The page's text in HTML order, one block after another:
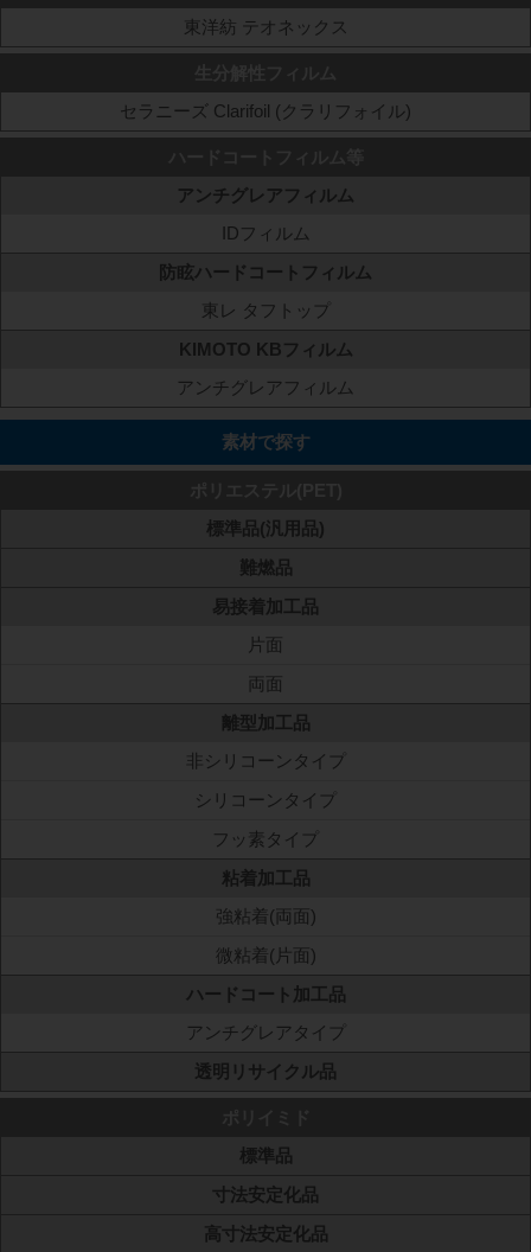
東洋紡 テオネックス
セラニーズ Clarifoil (クラリフォイル)
アンチグレアフィルム
IDフィルム
防眩ハードコートフィルム
東レ タフトップ
KIMOTO KBフィルム
アンチグレアフィルム
素材で探す
標準品(汎用品)
難燃品
易接着加工品
片面
両面
離型加工品
非シリコーンタイプ
シリコーンタイプ
フッ素タイプ
粘着加工品
強粘着(両面)
微粘着(片面)
ハードコート加工品
アンチグレアタイプ
透明リサイクル品
標準品
寸法安定化品
高寸法安定化品